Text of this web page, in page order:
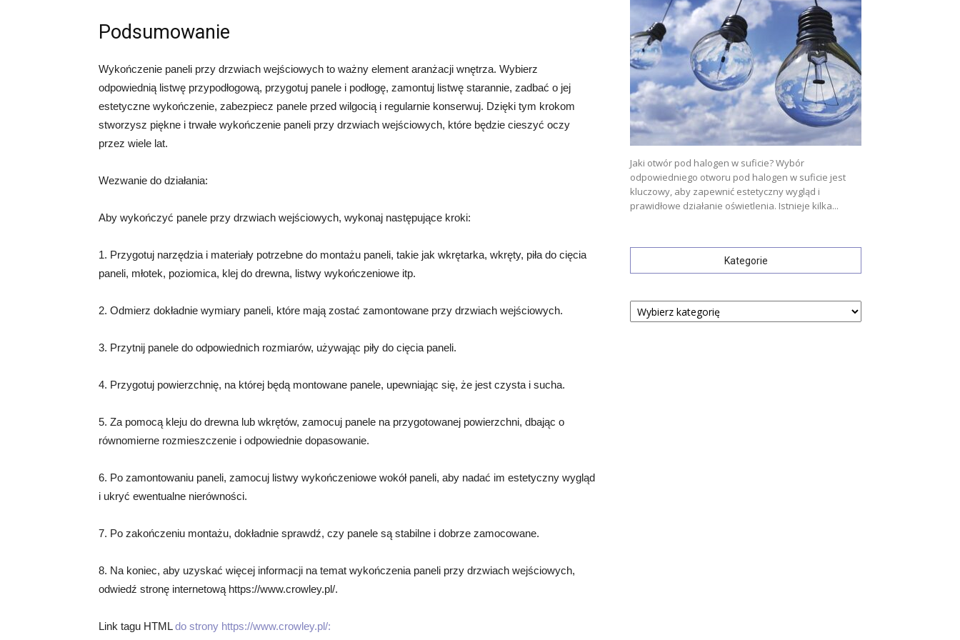
Podsumowanie
Wykończenie paneli przy drzwiach wejściowych to ważny element aranżacji wnętrza. Wybierz
odpowiednią listwę przypodłogową, przygotuj panele i podłogę, zamontuj listwę starannie, zadbać o jej
estetyczne wykończenie, zabezpiecz panele przed wilgocią i regularnie konserwuj. Dzięki tym krokom
stworzysz piękne i trwałe wykończenie paneli przy drzwiach wejściowych, które będzie cieszyć oczy
przez wiele lat.
Wezwanie do działania:
Aby wykończyć panele przy drzwiach wejściowych, wykonaj następujące kroki:
1. Przygotuj narzędzia i materiały potrzebne do montażu paneli, takie jak wkrętarka, wkręty, piła do cięcia
paneli, młotek, poziomica, klej do drewna, listwy wykończeniowe itp.
2. Odmierz dokładnie wymiary paneli, które mają zostać zamontowane przy drzwiach wejściowych.
3. Przytnij panele do odpowiednich rozmiarów, używając piły do cięcia paneli.
4. Przygotuj powierzchnię, na której będą montowane panele, upewniając się, że jest czysta i sucha.
5. Za pomocą kleju do drewna lub wkrętów, zamocuj panele na przygotowanej powierzchni, dbając o
równomierne rozmieszczenie i odpowiednie dopasowanie.
6. Po zamontowaniu paneli, zamocuj listwy wykończeniowe wokół paneli, aby nadać im estetyczny wygląd
i ukryć ewentualne nierówności.
7. Po zakończeniu montażu, dokładnie sprawdź, czy panele są stabilne i dobrze zamocowane.
8. Na koniec, aby uzyskać więcej informacji na temat wykończenia paneli przy drzwiach wejściowych,
odwiedź stronę internetową https://www.crowley.pl/.
Link tagu HTMLdo strony https://www.crowley.pl/:
Jaki otwór pod halogen w suficie? Wybór
odpowiedniego otworu pod halogen w suficie jest
kluczowy, aby zapewnić estetyczny wygląd i
prawidłowe działanie oświetlenia. Istnieje kilka...
Kategorie
Kategorie